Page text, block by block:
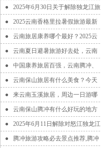
2025年6月30日关于解除独龙江旅
2025云南香格里拉暑假旅游最新
云南旅居康养哪个最好？2025云
云南夏日避暑旅游好去处，云南
中国康养旅居百强，云南腾冲、
云南保山旅居有什么美食？今天
来云南玉溪旅居，周边一日游哪
云南保山腾冲有什么好玩的地方
2025年6月11日解除对怒江独龙江
腾冲旅游攻略必去景点推荐,腾冲